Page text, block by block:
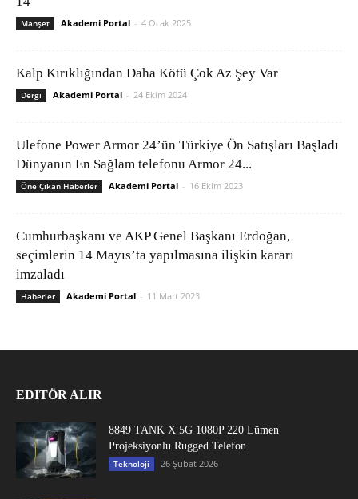
Manşet Akademi Portal - 4 Ocak 2025
Kalp Kırıklığından Daha Kötü Çok Az Şey Var
Dergi Akademi Portal - 24 Ekim 2024
Ulefone Power Armor 24’ün Türkiye Ön Satışları Başladı
Dünyanın En Sağlam telefonu Armor 24...
Öne Çıkan Haberler Akademi Portal - 16 Ekim 2023
Cumhurbaşkanı ve AKP Genel Başkanı Erdoğan,
seçimlerin 14 Mayıs’ta yapılmasına ilişkin kararı
imzaladı
Haberler Akademi Portal - 11 Mart 2023
EDITÖR ALIR
8849 TANK X 5G 1080P 220 Lümen
Projeksiyonlu Rugged Telefon
Teknoloji 26 Şubat 2026